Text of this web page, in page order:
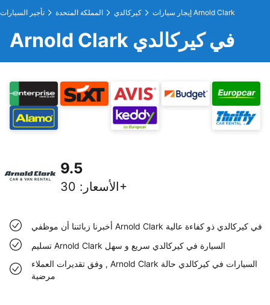
تأجير السيارات المملكة المتحدة كيركالدي إيجار سيارات Arnold Clark
Arnold Clark في كيركالدي
9.5
الأسعار : 30+
أخبرنا زبائننا أن موظفي Arnold Clark في كيركالدي ذو كفاءة عالية
تسليم Arnold Clark السيارة في كيركالدي سريع و سهل
وفق تقديرات العملاء , Arnold Clark السيارات في كيركالدي حالة
مرضية